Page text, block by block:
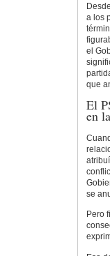
a los
el
que
El
en
se
Pero